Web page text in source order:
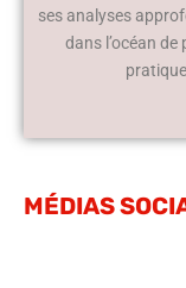
ses analyses
dans l’océan
MÉDIAS